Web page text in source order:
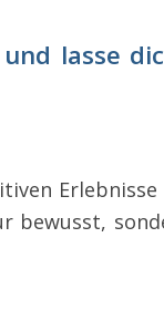
lasse
bewusst,